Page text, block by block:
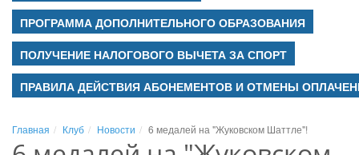
ПРОГРАММА ДОПОЛНИТЕЛЬНОГО ОБРАЗОВАНИЯ
ПОЛУЧЕНИЕ НАЛОГОВОГО ВЫЧЕТА ЗА СПОРТ
ПРАВИЛА ДЕЙСТВИЯ АБОНЕМЕНТОВ И ОТМЕНЫ
Главная Клуб Новости 6 медалей на "Жуковском Шаттле"!